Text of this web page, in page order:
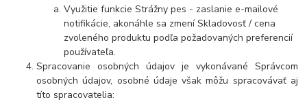
Využitie funkcie Strážny pes - zaslanie e-mailové
notifikácie, akonáhle sa zmení Skladovosť / cena
zvoleného produktu podľa požadovaných preferencií
používateľa.
Spracovanie osobných údajov je vykonávané Správcom
osobných údajov, osobné údaje však môžu spracovávať aj
títo spracovatelia: